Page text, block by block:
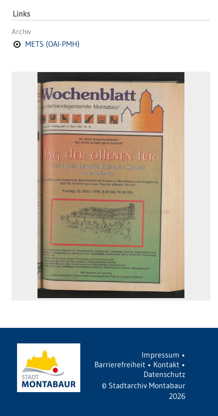
Links
Archiv
METS (OAI-PMH)
Impressum •
Barrierefreiheit • Kontakt •
Datenschutz
© Stadtarchiv Montabaur
2026